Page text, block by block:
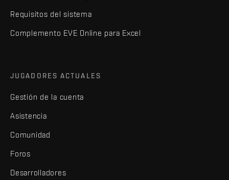
Requisitos del sistema
Complemento EVE Online para Excel
JUGADORES ACTUALES
Gestión de la cuenta
Asistencia
Comunidad
Foros
Desarrolladores